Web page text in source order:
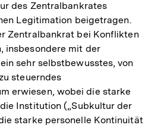
des Zentralbankrates
Legitimation beigetragen.
Zentralbankrat bei Konflikten
insbesondere mit der
sehr selbstbewusstes, von
steuerndes
erwiesen, wobei die starke
Institution („Subkultur der
starke personelle Kontinuität